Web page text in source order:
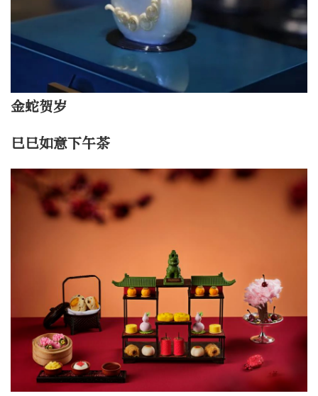
金蛇贺岁
巳巳如意下午茶